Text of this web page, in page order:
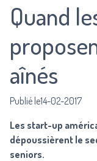
Quand
aînés
Publié le14-02-2017
Les start-up
dépoussièrent le
seniors.